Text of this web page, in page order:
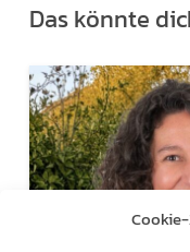
Das könnte